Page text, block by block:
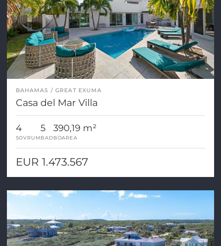
BAHAMAS GREAT EXUMA
Casa del Mar Villa
4
SOVRUM
5
BAD
390,19 m²
BOAREA
EUR 1.473.567